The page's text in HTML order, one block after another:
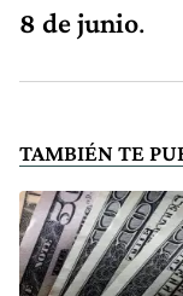
8 de junio.
TAMBIÉN TE